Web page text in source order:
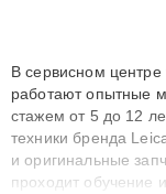
В сервисном
работают опытные
стажем от 5 до 12
техники бренда
и оригинальные
проходит обучение